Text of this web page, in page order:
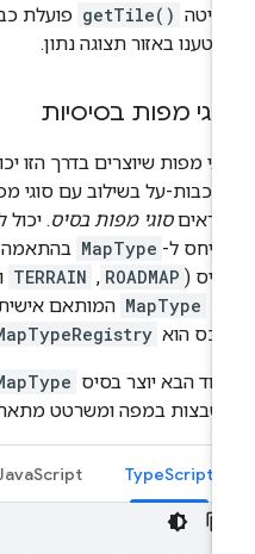
getTile() פועלת כבקר
באזור תצוגה נתון.
מפות בסיסיות
מפות שיוצרים בדרך הזו
על בשילוב עם סוגי
סוגי מפות בסיס
ל- MapType בהתאמה
ROADMAP
,‏
TERRAIN
MapType המותאם אישית
הוא MapTypeRegistry
.
הבא יוצר בסיס MapType
במפה ומשרטט מתאר
TypeScript
JavaScript